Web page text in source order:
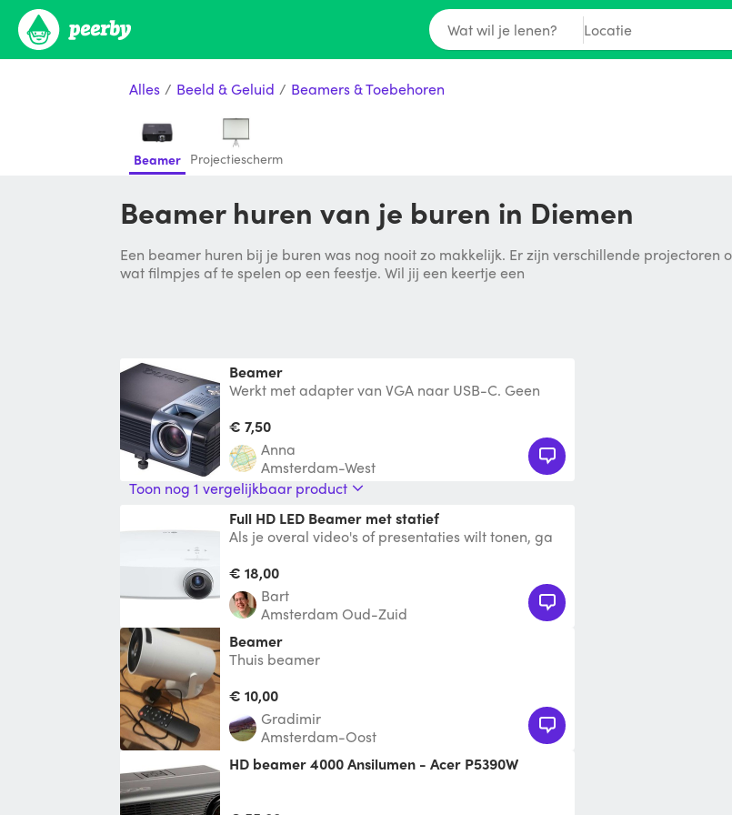
Wat wil je lenen? Locatie
Alles / Beeld & Geluid / Beamers & Toebehoren
Beamer Projectiescherm
Beamer huren van je buren in Diemen
Een beamer huren bij je buren was nog nooit zo makkelijk. Er zijn verschillende
wat filmpjes af te spelen op een feestje. Wil jij een keertje een
Beamer
Werkt met adapter van VGA naar USB-C. Geen
€ 7,50
Anna
Amsterdam-West
Toon nog 1 vergelijkbaar product
Full HD LED Beamer met statief
Als je overal video's of presentaties wilt tonen, ga
beamer
€ 18,00
Bart
Amsterdam Oud-Zuid
Beamer
Thuis beamer
€ 10,00
Gradimir
Amsterdam-Oost
HD beamer 4000 Ansilumen - Acer P5390W